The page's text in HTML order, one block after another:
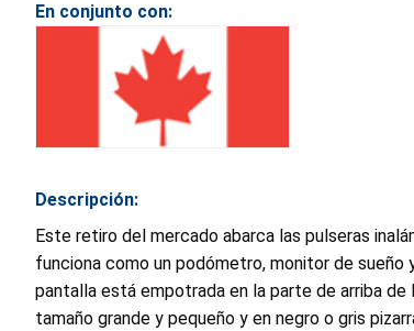
En conjunto con:
Descripción:
Este retiro del mercado abarca las pulseras
funciona como un podómetro, monitor de sueño
pantalla está empotrada en la parte de arriba
tamaño grande y pequeño y en negro o gris